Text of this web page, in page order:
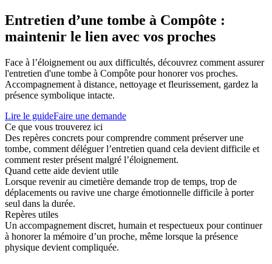
Entretien d’une tombe à Compôte :
maintenir le lien avec vos proches
Face à l’éloignement ou aux difficultés, découvrez comment assurer
l'entretien d'une tombe à Compôte pour honorer vos proches.
Accompagnement à distance, nettoyage et fleurissement, gardez la
présence symbolique intacte.
Lire le guideFaire une demande
Ce que vous trouverez ici
Des repères concrets pour comprendre comment préserver une
tombe, comment déléguer l’entretien quand cela devient difficile et
comment rester présent malgré l’éloignement.
Quand cette aide devient utile
Lorsque revenir au cimetière demande trop de temps, trop de
déplacements ou ravive une charge émotionnelle difficile à porter
seul dans la durée.
Repères utiles
Un accompagnement discret, humain et respectueux pour continuer
à honorer la mémoire d’un proche, même lorsque la présence
physique devient compliquée.